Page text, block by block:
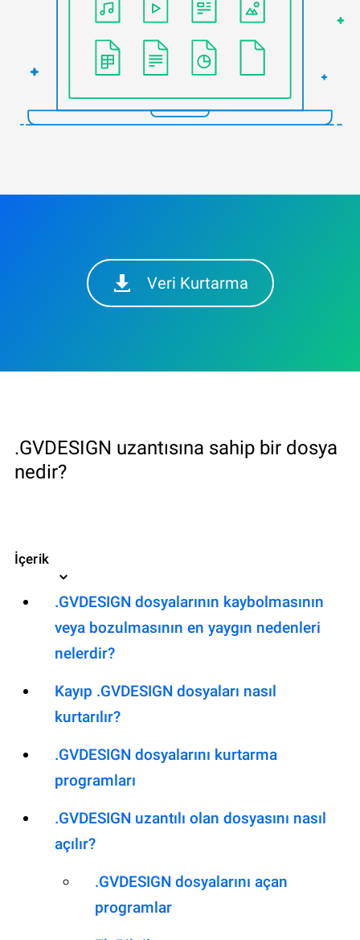
Veri Kurtarma
.GVDESIGN uzantısına sahip bir dosya
nedir?
İçerik
.GVDESIGN dosyalarının kaybolmasının
veya bozulmasının en yaygın nedenleri
nelerdir?
Kayıp .GVDESIGN dosyaları nasıl
kurtarılır?
.GVDESIGN dosyalarını kurtarma
programları
.GVDESIGN uzantılı olan dosyasını nasıl
açılır?
.GVDESIGN dosyalarını açan
programlar